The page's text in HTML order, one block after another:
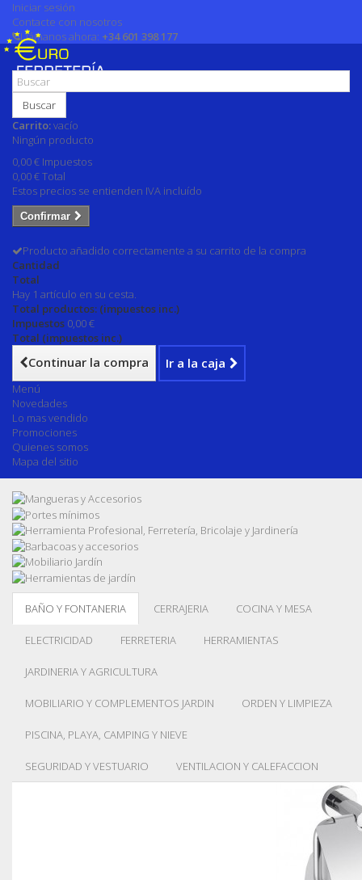
Iniciar sesión
Contacte con nosotros
Llámanos ahora: +34 601 398 177
Buscar
Carrito:vacío
Ningún producto
0,00 € Impuestos
0,00 €Total
Estos precios se entienden IVA incluído
Confirmar
Producto añadido correctamente a su carrito de la compra
Cantidad
Total
Hay 1 artículo en su cesta.
Total productos: (impuestos inc.)
Impuestos 0,00 €
Total (impuestos inc.)
Continuar la compra Ir a la caja
Menú
Novedades
Lo mas vendido
Promociones
Quienes somos
Mapa del sitio
BAÑO Y FONTANERIA CERRAJERIA COCINA Y MESA
ELECTRICIDAD FERRETERIA HERRAMIENTAS
JARDINERIA Y AGRICULTURA
MOBILIARIO Y COMPLEMENTOS JARDIN ORDEN Y LIMPIEZA
PISCINA, PLAYA, CAMPING Y NIEVE
SEGURIDAD Y VESTUARIO VENTILACION Y CALEFACCION